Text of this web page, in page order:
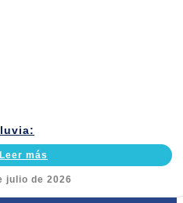
Leer más
julio de 2026